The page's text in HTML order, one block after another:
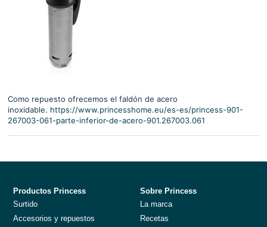
Como repuesto ofrecemos el faldón de acero
inoxidable. https://www.princesshome.eu/es-es/princess-901-
267003-061-parte-inferior-de-acero-901.267003.061
Productos Princess
Surtido
Accesorios y repuestos
Sobre Princess
La marca
Recetas